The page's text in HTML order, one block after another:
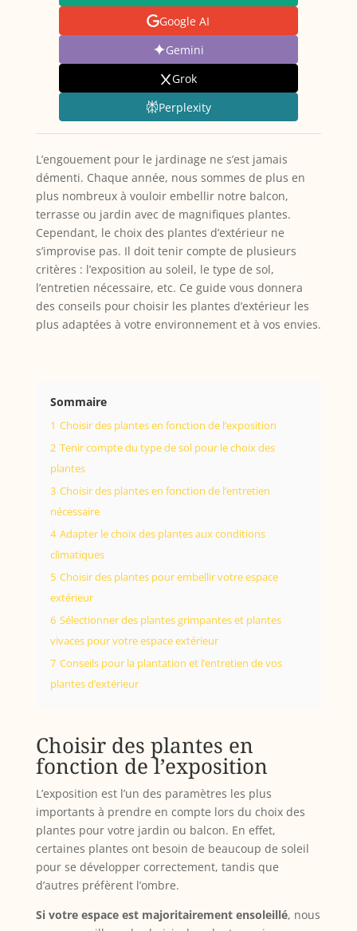
Google AI
Gemini
Grok
Perplexity
L’engouement pour le jardinage ne s’est jamais
démenti. Chaque année, nous sommes de plus en
plus nombreux à vouloir embellir notre balcon,
terrasse ou jardin avec de magnifiques plantes.
Cependant, le choix des plantes d’extérieur ne
s’improvise pas. Il doit tenir compte de plusieurs
critères : l’exposition au soleil, le type de sol,
l’entretien nécessaire, etc. Ce guide vous donnera
des conseils pour choisir les plantes d’extérieur les
plus adaptées à votre environnement et à vos envies.
Sommaire
1 Choisir des plantes en fonction de l’exposition
2 Tenir compte du type de sol pour le choix des
plantes
3 Choisir des plantes en fonction de l’entretien
nécessaire
4 Adapter le choix des plantes aux conditions
climatiques
5 Choisir des plantes pour embellir votre espace
extérieur
6 Sélectionner des plantes grimpantes et plantes
vivaces pour votre espace extérieur
7 Conseils pour la plantation et l’entretien de vos
plantes d’extérieur
Choisir des plantes en
fonction de l’exposition
L’exposition est l’un des paramètres les plus
importants à prendre en compte lors du choix des
plantes pour votre jardin ou balcon. En effet,
certaines plantes ont besoin de beaucoup de soleil
pour se développer correctement, tandis que
d’autres préfèrent l’ombre.
Si votre espace est majoritairement ensoleillé, nous